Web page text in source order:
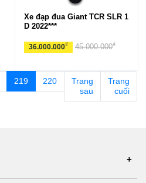
Xe đạp đua Giant TCR SLR 1
D 2022***
36.000.000₫ 45.000.000₫
219 220
Trang
sau
Trang
cuối